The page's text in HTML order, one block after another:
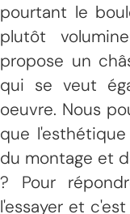
pourtant le
plutôt
propose un
qui se veut
oeuvre. Nous
que
du montage et
? Pour
l'essayer et